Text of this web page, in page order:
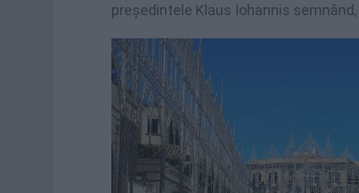
preşedintele Klaus Iohannis